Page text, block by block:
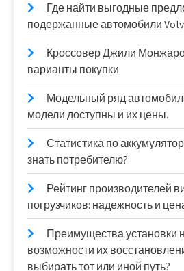
Где найти выгодные
подержанные автомобили
Кроссовер Джили
варианты покупки.
Модельный ряд
модели доступны и их цены.
Статистика по
знать потребителю?
Рейтинг производителей
погрузчиков: надежность и
Преимущества установки
возможности их
выбирать тот или иной путь?